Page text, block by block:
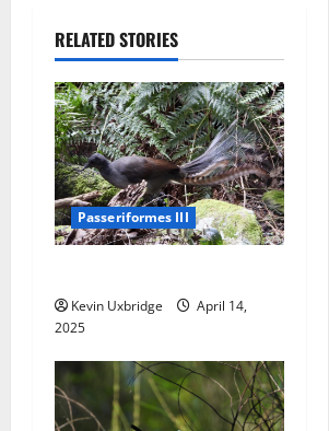
RELATED STORIES
Passeriformes III
Kevin Uxbridge
April 14,
2025